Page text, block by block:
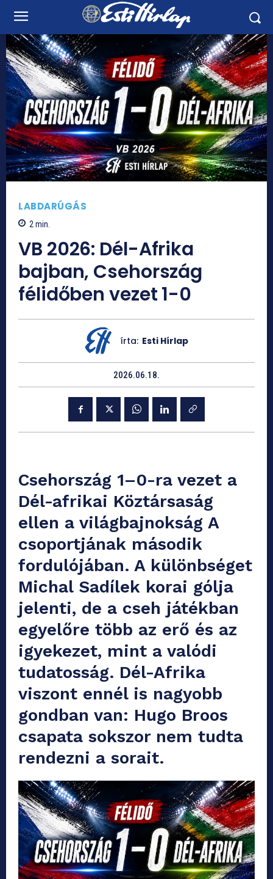
LABDARÚGÁS
2 min.
VB 2026: Dél-Afrika
bajban, Csehország
félidőben vezet 1-0
írta: Esti Hírlap
2026.06.18.
Csehország 1–0-ra vezet a
Dél-afrikai Köztársaság
ellen a világbajnokság A
csoportjának második
fordulójában. A különbséget
Michal Sadílek korai gólja
jelenti, de a cseh játékban
egyelőre több az erő és az
igyekezet, mint a valódi
tudatosság. Dél-Afrika
viszont ennél is nagyobb
gondban van: Hugo Broos
csapata sokszor nem tudta
rendezni a sorait.